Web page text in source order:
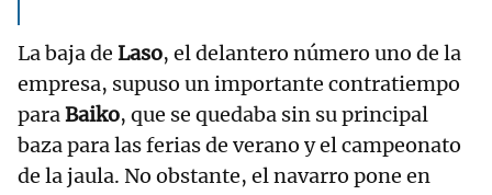
La baja de Laso, el delantero número uno de la
empresa, supuso un importante contratiempo
paraBaiko, que se quedaba sin su principal
baza para las ferias de verano y el campeonato
de la jaula. No obstante, el navarro pone en